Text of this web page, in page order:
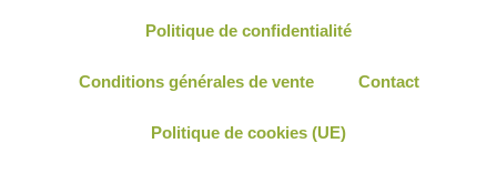
Politique de confidentialité
Conditions générales de vente Contact
Politique de cookies (UE)